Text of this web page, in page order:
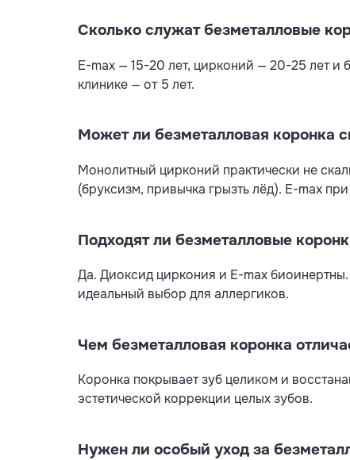
Сколько служат безметалловые
E-max — 15-20 лет, цирконий — 20-25 лет и
клинике — от 5 лет.
Может ли безметалловая коронка
Монолитный цирконий практически не
(бруксизм, привычка грызть лёд). E-max
Подходят ли безметалловые
Да. Диоксид циркония и E-max
идеальный выбор для аллергиков.
Чем безметалловая коронка
Коронка покрывает зуб целиком и
эстетической коррекции целых зубов.
Нужен ли особый уход за